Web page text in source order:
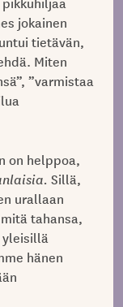
jokainen
tietävän,
Miten
”varmistaa
on helppoa,
Sillä,
urallaan
tahansa,
yleisillä
hänen